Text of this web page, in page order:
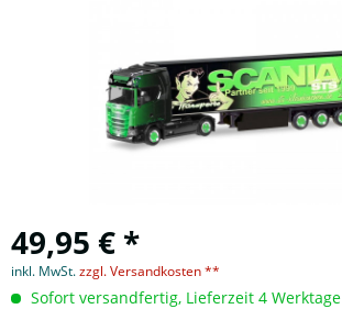
49,95 € *
inkl. MwSt.zzgl. Versandkosten **
Sofort versandfertig, Lieferzeit 4 Werktage